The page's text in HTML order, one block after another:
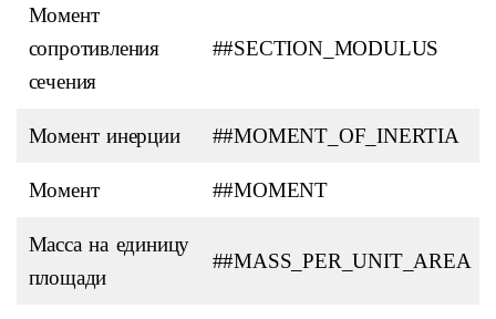
Момент
сопротивления
сечения
##SECTION_MODULUS
Момент инерции ##MOMENT_OF_INERTIA
Момент ##MOMENT
Масса на единицу
площади
##MASS_PER_UNIT_AREA